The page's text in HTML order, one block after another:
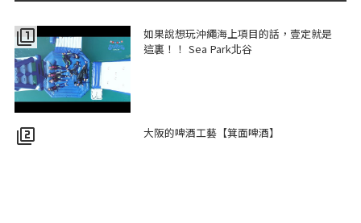
filter_1
如果說想玩沖繩海上項目的話，壹定就是
這裏！！ Sea Park北谷
filter_2 大阪的啤酒工藝【箕面啤酒】